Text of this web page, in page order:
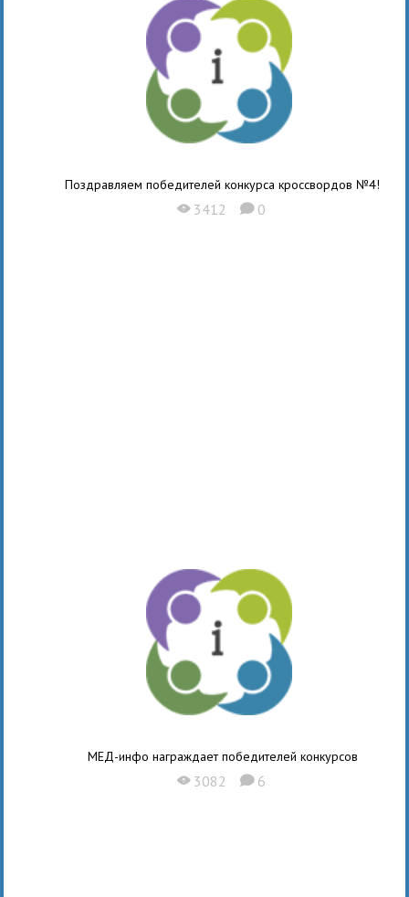
Поздравляем победителей конкурса кроссвордов №4!
X 3412 K 0
МЕД-инфо награждает победителей конкурсов
X 3082 K 6